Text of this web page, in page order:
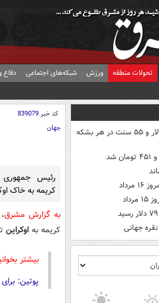
تحولات منطقه ورزش شبکه‌های اجتماعی دفاع
قیمت نفت به ۸۳ دلار و ۵۵ سنت در هر بشکه
جهانی
کد خبر839079
جهان
رئیس جمهوری
کریمه به خاک
به گزارش مشرق
کریمه به اوکراین
بیشتر
پوتین: